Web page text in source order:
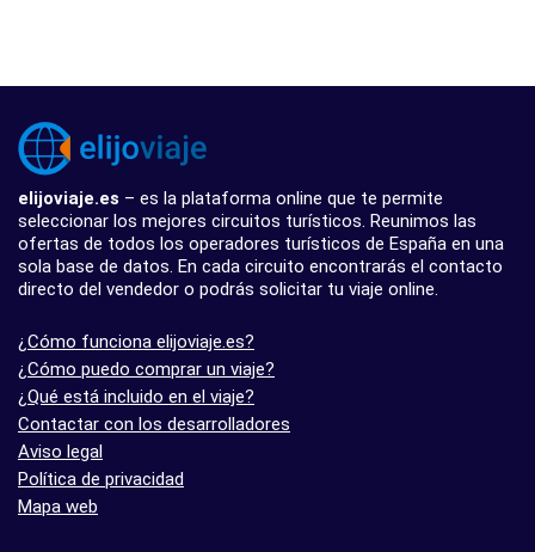
elijoviaje.es – es la plataforma online que te permite
seleccionar los mejores circuitos turísticos. Reunimos las
ofertas de todos los operadores turísticos de España en una
sola base de datos. En cada circuito encontrarás el contacto
directo del vendedor o podrás solicitar tu viaje online.
¿Cómo funciona elijoviaje.es?
¿Cómo puedo comprar un viaje?
¿Qué está incluido en el viaje?
Contactar con los desarrolladores
Aviso legal
Política de privacidad
Mapa web